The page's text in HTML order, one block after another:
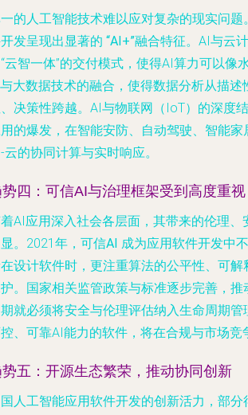
的人工智能技术难以应对复杂的现实问
发呈现出显著的 “AI+”融合特征。AI与云
云智一体”的交付模式，使得AI算力可以像
大数据技术的融合，使得数据分析从描述
决策性跨越。AI与物联网（IoT）的深度
的爆发，在智能安防、自动驾驶、智能
云的协同计算与实时响应。
四：可信AI与治理框架受到高度重视
AI应用深入社会各层面，其带来的伦理、
。2021年， 可信AI 成为应用软件开发中
设计软件时，更注重算法的公平性、可
。国家相关监管政策与标准逐步完善，
就必须将安全与伦理评估纳入生命周期
、可靠AI能力的软件，将在合规与市场竞
五：开源生态繁荣，推动协同创新
人工智能应用软件开发的创新活力，部分